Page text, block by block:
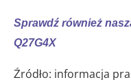
Sprawdź również
Q27G4X
Źródło: informacja